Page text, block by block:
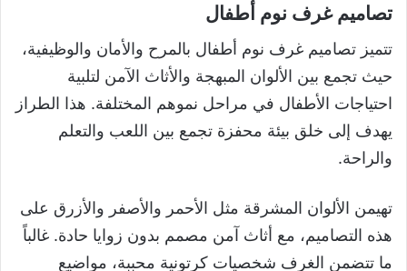
تصاميم غرف نوم أطفال
تتميز تصاميم غرف نوم أطفال بالمرح والأمان والوظيفية،
حيث تجمع بين الألوان المبهجة والأثاث الآمن لتلبية
احتياجات الأطفال في مراحل نموهم المختلفة. هذا الطراز
يهدف إلى خلق بيئة محفزة تجمع بين اللعب والتعلم
والراحة.
تهيمن الألوان المشرقة مثل الأحمر والأصفر والأزرق على
هذه التصاميم، مع أثاث آمن مصمم بدون زوايا حادة. غالباً
ما تتضمن الغرف شخصيات كرتونية محببة، مواضيع